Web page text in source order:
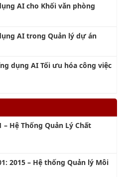
AI cho Khối văn phòng
AI trong Quản lý dự án
dụng AI Tối ưu hóa công việc
– Hệ Thống Quản Lý Chất
2015 – Hệ thống Quản lý Môi